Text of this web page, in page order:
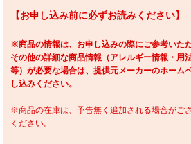
【お申し込み前に必ずお読みください】
※商品の情報は、お申し込みの際にご参考いた
その他の詳細な商品情報（アレルギー情報・用
等）が必要な場合は、提供元メーカーのホーム
し込みください。
※商品の在庫は、予告無く追加される場合がご
ください。